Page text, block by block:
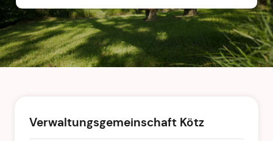
Verwaltungsgemeinschaft Kötz